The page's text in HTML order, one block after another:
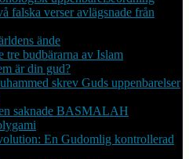
falska verser avlägsnade från
ände
budbärarna av Islam
är din gud?
skrev Guds uppenbarelser
saknade BASMALAH
En Gudomlig kontrollerad